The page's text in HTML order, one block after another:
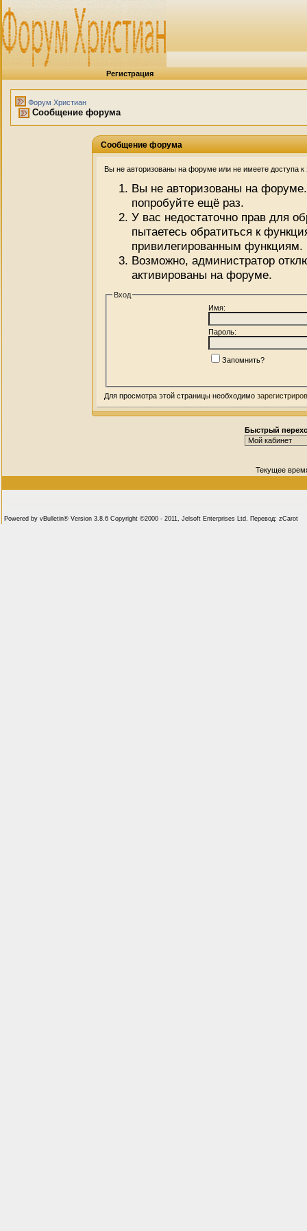
Регистрация
Форум Христиан
Сообщение форума
Сообщение форума
Вы не авторизованы на форуме или не имеете доступа к
Вы не авторизованы на
попробуйте ещё раз.
У вас недостаточно прав для
пытаетесь обратиться к
привилегированным функциям.
Возможно, администратор
активированы на форуме.
Вход
Имя:
Пароль:
Запомнить?
Для просмотра этой страницы необходимо
Быстрый
Текущее
Powered by vBulletin® Version 3.8.6 Copyright ©2000 - 2011, Jelsoft Enterprises Ltd. Перевод: zCarot